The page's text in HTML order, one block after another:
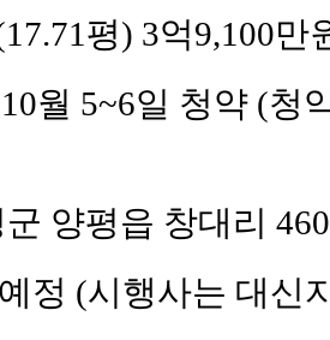
평) 3억9,100만
10월 5~6일 청약 (
양평읍 창대리
정 (시행사는 대신